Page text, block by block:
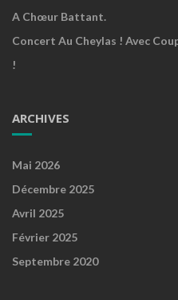
A Chœur Battant.
Concert Au Cheylas ! Avec
!
ARCHIVES
Mai 2026
Décembre 2025
Avril 2025
Février 2025
Septembre 2020